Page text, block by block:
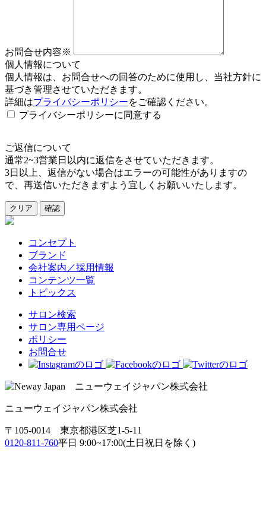
お問合せ内容※
個人情報について
個人情報は、お問合せへの回答のために使用し、当社方針に
基づき管理させていただきます。
詳細はプライバシーポリシーをご確認ください。
プライバシーポリシーに同意する
ご返信について
通常2~3営業日以内に返信をさせていただきます。
3日以上、返信がない場合はエラーの可能性がありますの
で、再送信いただきますよう宜しくお願いいたします。
クリア 確認
コンセプト
ブランド
会社案内／採用情報
コンテンツ一覧
トピックス
サロン検索
サロン専用ページ
ポリシー
お問合せ
ニューウェイジャパン株式会社
〒105-0014 東京都港区芝1-5-11
0120-811-760平日 9:00~17:00(土日祝日を除く)